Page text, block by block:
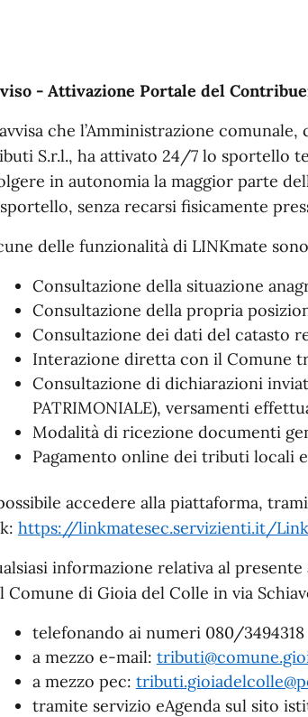
- Attivazione Portale del
che l’Amministrazione
S.r.l., ha attivato 24/7 lo sportello
in autonomia la maggior parte
senza recarsi fisicamente
delle funzionalità di LINKmate
Consultazione della situazione
Consultazione della propria
Consultazione dei dati del catasto
Interazione diretta con il Comune
Consultazione di dichiarazioni
PATRIMONIALE), versamenti
Modalità di ricezione documenti
Pagamento online dei tributi locali
accedere alla piattaforma,
https://linkmatesec.servizienti.it/
informazione relativa al
Comune di Gioia del Colle in via
telefonando ai numeri 080/3494318
a mezzo e-mail:
a mezzo pec:
tramite servizio eAgenda sul sito